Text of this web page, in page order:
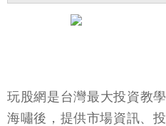
玩股網是台灣最大投資教
海嘯後，提供市場資訊、